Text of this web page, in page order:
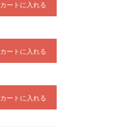
カートに入れる
カートに入れる
カートに入れる